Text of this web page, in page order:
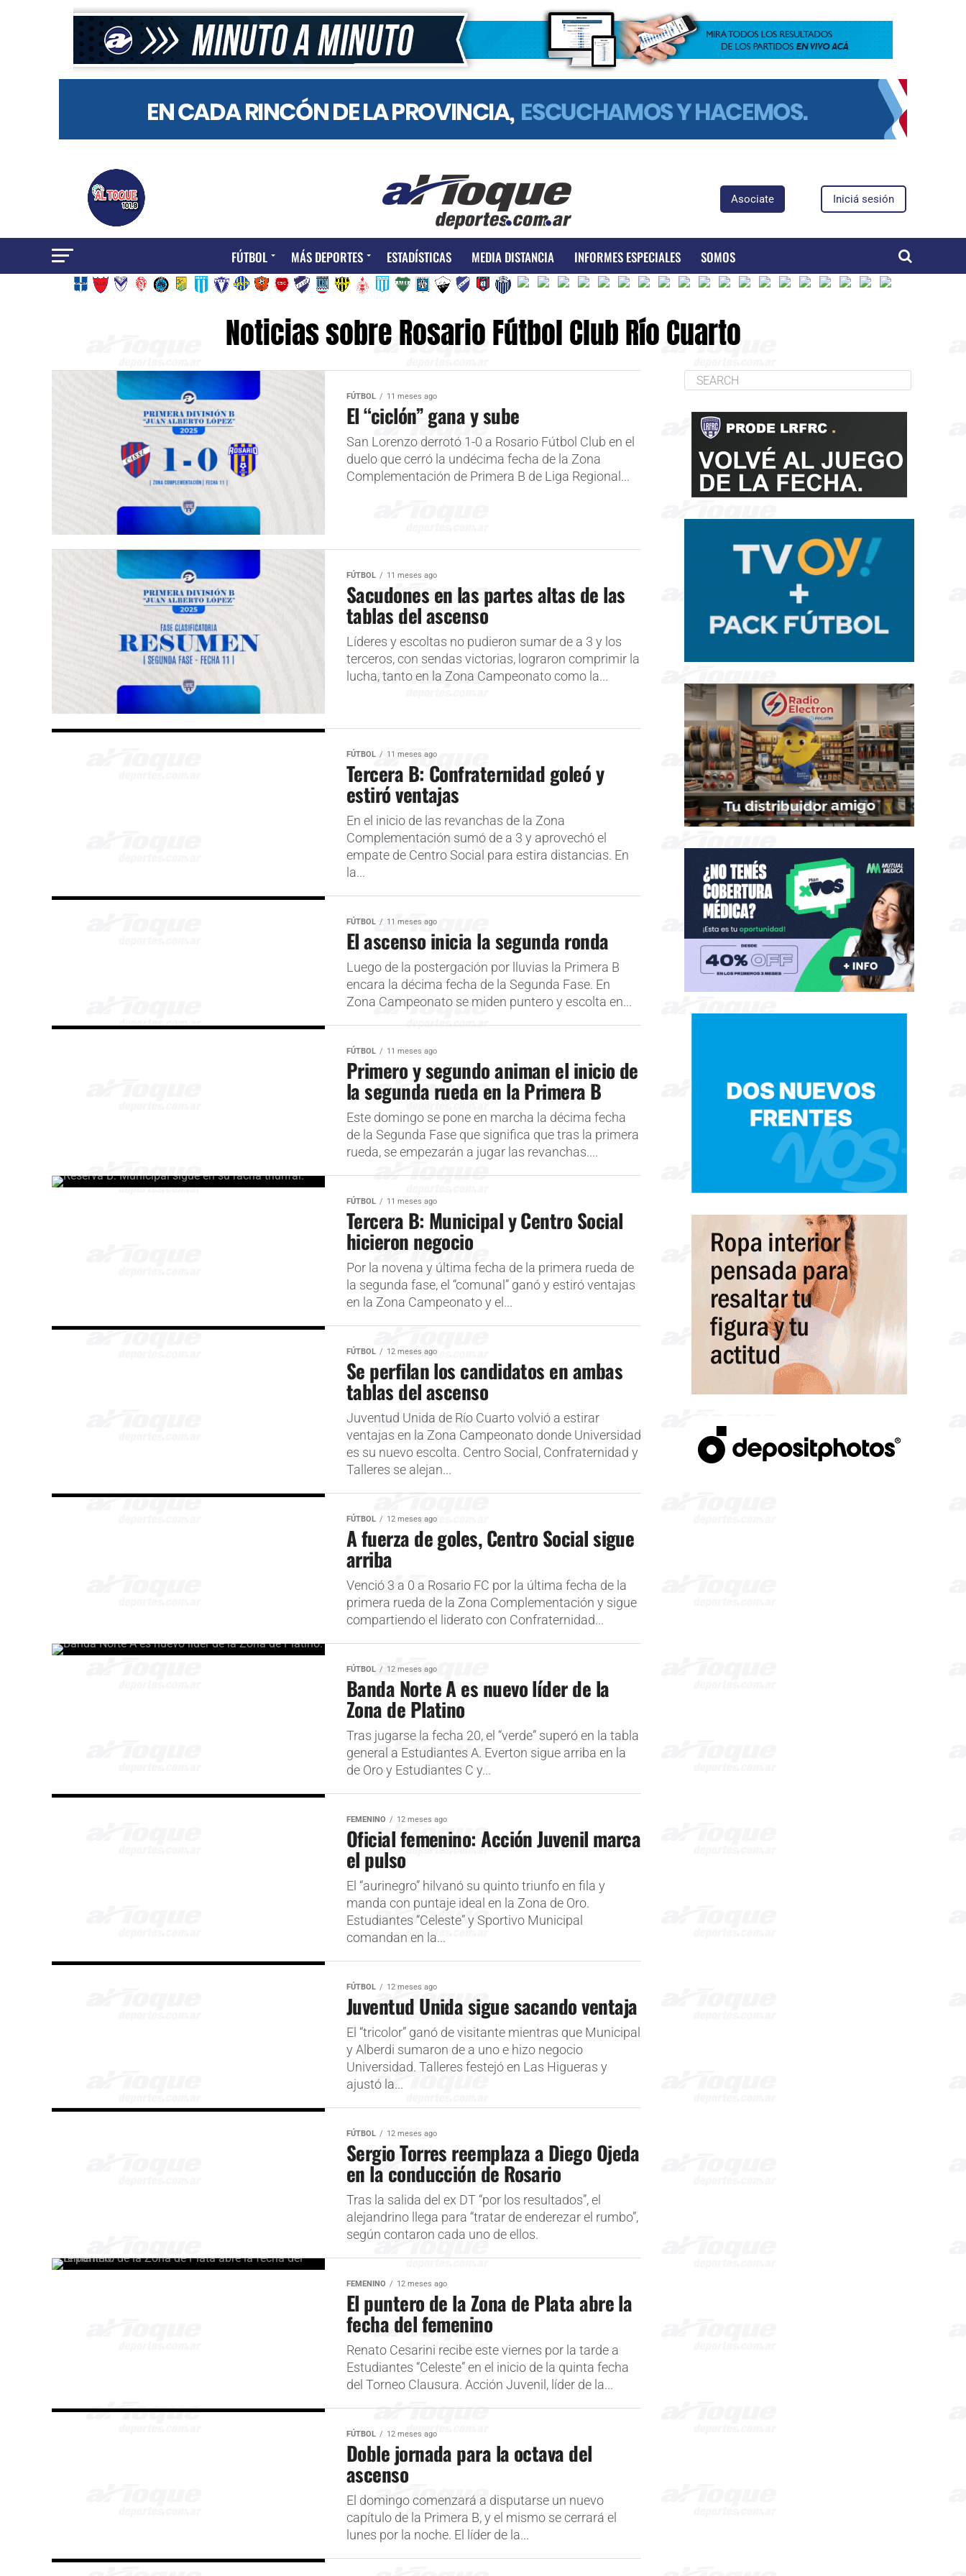
Asociate Iniciá sesión
FÚTBOL MÁS DEPORTES ESTADÍSTICAS MEDIA DISTANCIA INFORMES ESPECIALES SOMOS
Noticias sobre Rosario Fútbol Club Río Cuarto
FÚTBOL 11 meses ago
El “ciclón” gana y sube
San Lorenzo derrotó 1-0 a Rosario Fútbol Club en el
duelo que cerró la undécima fecha de la Zona
Complementación de Primera B de Liga Regional...
FÚTBOL 11 meses ago
Sacudones en las partes altas de las
tablas del ascenso
Líderes y escoltas no pudieron sumar de a 3 y los
terceros, con sendas victorias, lograron comprimir la
lucha, tanto en la Zona Campeonato como la...
FÚTBOL 11 meses ago
Tercera B: Confraternidad goleó y
estiró ventajas
En el inicio de las revanchas de la Zona
Complementación sumó de a 3 y aprovechó el
empate de Centro Social para estira distancias. En
la...
FÚTBOL 11 meses ago
El ascenso inicia la segunda ronda
Luego de la postergación por lluvias la Primera B
encara la décima fecha de la Segunda Fase. En
Zona Campeonato se miden puntero y escolta en...
FÚTBOL 11 meses ago
Primero y segundo animan el inicio de
la segunda rueda en la Primera B
Este domingo se pone en marcha la décima fecha
de la Segunda Fase que significa que tras la primera
rueda, se empezarán a jugar las revanchas....
FÚTBOL 11 meses ago
Tercera B: Municipal y Centro Social
hicieron negocio
Por la novena y última fecha de la primera rueda de
la segunda fase, el “comunal” ganó y estiró ventajas
en la Zona Campeonato y el...
FÚTBOL 12 meses ago
Se perfilan los candidatos en ambas
tablas del ascenso
Juventud Unida de Río Cuarto volvió a estirar
ventajas en la Zona Campeonato donde Universidad
es su nuevo escolta. Centro Social, Confraternidad y
Talleres se alejan...
FÚTBOL 12 meses ago
A fuerza de goles, Centro Social sigue
arriba
Venció 3 a 0 a Rosario FC por la última fecha de la
primera rueda de la Zona Complementación y sigue
compartiendo el liderato con Confraternidad...
FÚTBOL 12 meses ago
Banda Norte A es nuevo líder de la
Zona de Platino
Tras jugarse la fecha 20, el “verde” superó en la tabla
general a Estudiantes A. Everton sigue arriba en la
de Oro y Estudiantes C y...
FEMENINO 12 meses ago
Oficial femenino: Acción Juvenil marca
el pulso
El “aurinegro” hilvanó su quinto triunfo en fila y
manda con puntaje ideal en la Zona de Oro.
Estudiantes “Celeste” y Sportivo Municipal
comandan en la...
FÚTBOL 12 meses ago
Juventud Unida sigue sacando ventaja
El “tricolor” ganó de visitante mientras que Municipal
y Alberdi sumaron de a uno e hizo negocio
Universidad. Talleres festejó en Las Higueras y
ajustó la...
FÚTBOL 12 meses ago
Sergio Torres reemplaza a Diego Ojeda
en la conducción de Rosario
Tras la salida del ex DT “por los resultados”, el
alejandrino llega para “tratar de enderezar el rumbo”,
según contaron cada uno de ellos.
FEMENINO 12 meses ago
El puntero de la Zona de Plata abre la
fecha del femenino
Renato Cesarini recibe este viernes por la tarde a
Estudiantes “Celeste” en el inicio de la quinta fecha
del Torneo Clausura. Acción Juvenil, líder de la...
FÚTBOL 12 meses ago
Doble jornada para la octava del
ascenso
El domingo comenzará a disputarse un nuevo
capítulo de la Primera B, y el mismo se cerrará el
lunes por la noche. El líder de la...